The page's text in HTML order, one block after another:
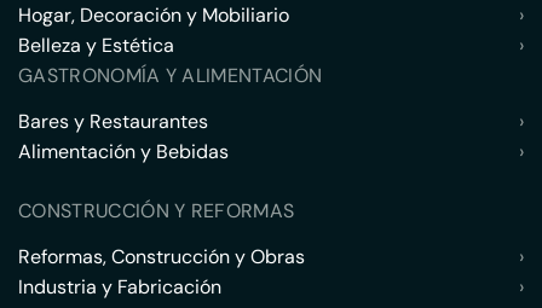
Hogar, Decoración y Mobiliario
›
Belleza y Estética
›
GASTRONOMÍA Y ALIMENTACIÓN
Bares y Restaurantes
›
Alimentación y Bebidas
›
CONSTRUCCIÓN Y REFORMAS
Reformas, Construcción y Obras
›
Industria y Fabricación
›